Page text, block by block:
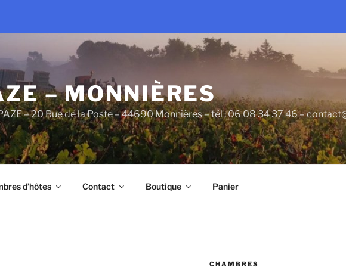
– MONNIÈRES
– 20 Rue de la Poste – 44690 Monnières – tél : 06 08 34 37 46 –
d’hôtes Contact Boutique Panier
CHAMBRES